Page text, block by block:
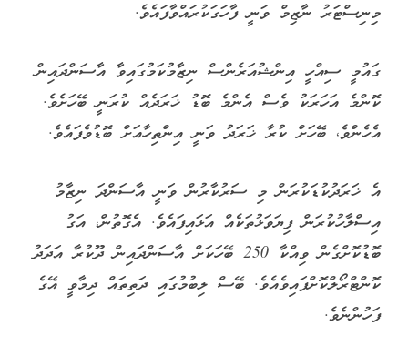
މިނިސްޓަރު ނާޒިމް ވަނީ ފާހަގަކުރައްވާފައެވެ.
ގައުމީ ސިއްހީ އިންޝުއަރެންސް ނިޒާމުކަމުގައިވާ އާސަންދައިން
ކޮންމެ އަހަރަކު ވެސް އެންމެ ބޮޑު ޚަރަދެއް ކުރަނީ ބޭހަށެވެ.
އެހެންވެ، ބޭހަށް ކުރާ ޚަރަދު ވަނީ އިންތިހާއަށް ބޮޑުވެފައެވެ.
އެ ޚަރަދުކުޑަކުރަން މި ސަރުކާރުން ވަނީ އާސަންދަ ނިޒާމު
އިސްލާހުކުރަން ފިޔަވަޅުތަކެއް އަޅައިފައެވެ. އެގޮތުން، އަގު
ބޮޑުކޮށްގެން ވިއްކާ 250 ބޭހަކަށް އާސަންދައިން ދޫކުރާ އަދަދު
ކޮންޓްރޯލްކޮށްފައިވެއެވެ. ބޭސް ލިބުމުގައި ދަތިތައް ދިމާވީ އޭގެ
ފަހުންނެވެ.